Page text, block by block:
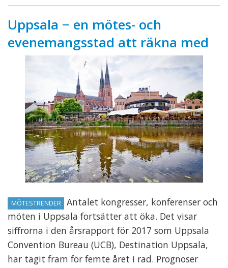
Uppsala − en mötes- och
evenemangsstad att räkna med
MÖTESTRENDER
Antalet kongresser, konferenser och
möten i Uppsala fortsätter att öka. Det visar
siffrorna i den årsrapport för 2017 som Uppsala
Convention Bureau (UCB), Destination Uppsala,
har tagit fram för femte året i rad. Prognoser